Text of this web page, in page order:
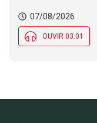
07/08/2026
OUVIR 03:01